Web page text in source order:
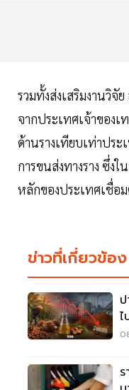
รวมทั้งส่งเสริมงานวิจั
จากประเทศเจ้าของ
ด้านรางเทียบเท่าปร
การขนส่งทางราง ซึ่ง
หลักของประเทศเชื่อ
ข่าวที่เกี่ยวข้อง